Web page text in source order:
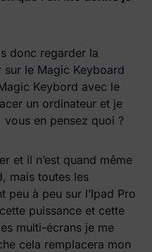
donc regarder la
le Magic Keyboard
Keybord avec le
un ordinateur et je
en pensez quoi ?
et il n’est quand même
mais toutes les
peu à peu sur l’Ipad Pro
puissance et cette
multi-écrans je me
cela remplacera mon